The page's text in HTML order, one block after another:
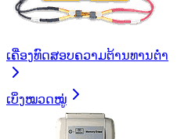
ເຄື່ອງທົດສອບຄວາມຕ້ານທານຕໍ່າ
ເບິ່ງໝວດໝູ່